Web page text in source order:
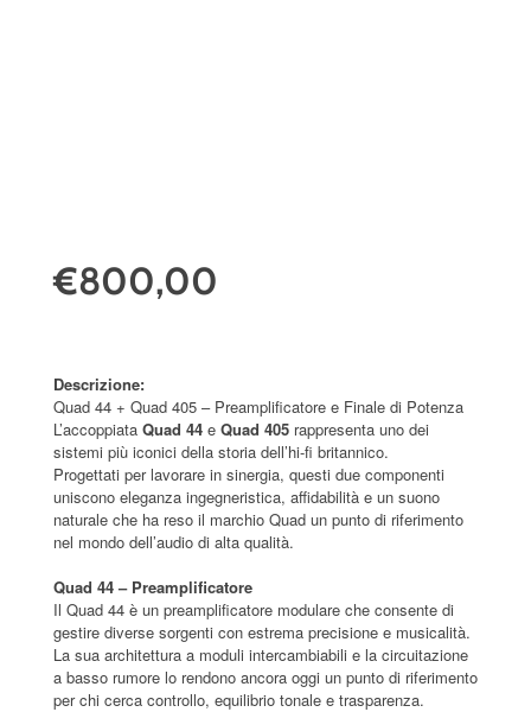
€800,00
Descrizione:
Quad 44 + Quad 405 – Preamplificatore e Finale di Potenza
L’accoppiata Quad 44 e Quad 405 rappresenta uno dei
sistemi più iconici della storia dell’hi-fi britannico.
Progettati per lavorare in sinergia, questi due componenti
uniscono eleganza ingegneristica, affidabilità e un suono
naturale che ha reso il marchio Quad un punto di riferimento
nel mondo dell’audio di alta qualità.
Quad 44 – Preamplificatore
Il Quad 44 è un preamplificatore modulare che consente di
gestire diverse sorgenti con estrema precisione e musicalità.
La sua architettura a moduli intercambiabili e la circuitazione
a basso rumore lo rendono ancora oggi un punto di riferimento
per chi cerca controllo, equilibrio tonale e trasparenza.